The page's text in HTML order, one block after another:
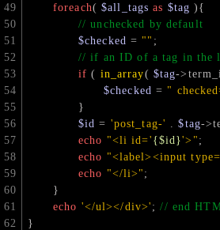
foreach( $all_tags as $tag ){
// unchecked by default
$checked = "" ;
// if an ID of a tag in the
if ( in_array( $tag-
$checked = "
		}
$id = 'post_tag-' . $tag-
echo "<li id=' {$id}'>" ;
echo "<label><input
echo "</li>" ;
	}
echo '</ul></div>' ; // end
}